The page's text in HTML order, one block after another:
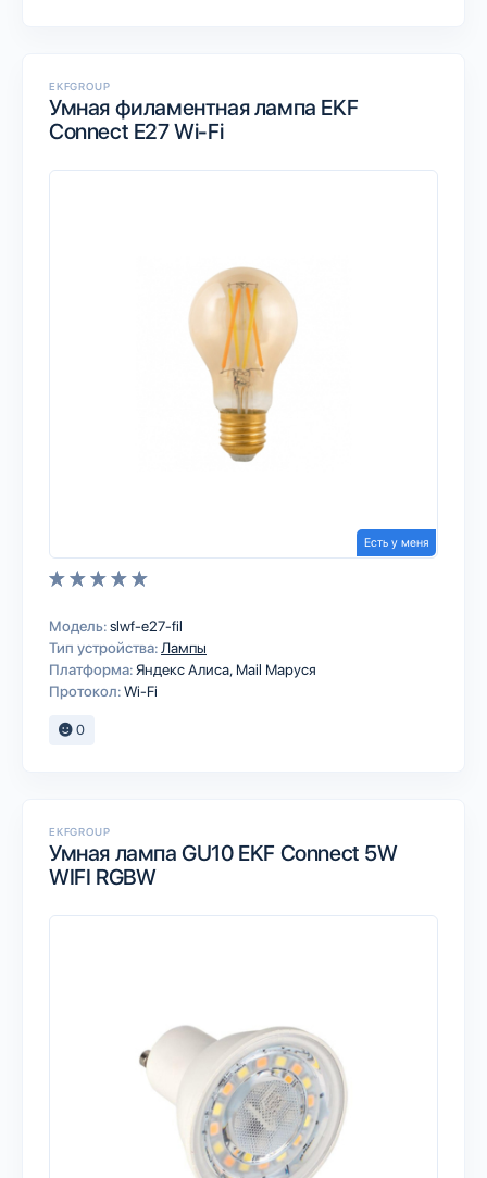
EKFGROUP
Умная филаментная лампа EKF
Connect E27 Wi-Fi
Есть у меня
Модель:slwf-e27-fil
Тип устройства: Лампы
Платформа:Яндекс Алиса Mail Маруся
Протокол:Wi-Fi
0
EKFGROUP
Умная лампа GU10 EKF Connect 5W
WIFI RGBW